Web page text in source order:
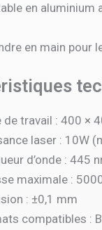
en aluminium
en main pour
de travail : 400 ×
laser : 10W
d’onde : 445
maximale :
: ±0,1 mm
compatibles :